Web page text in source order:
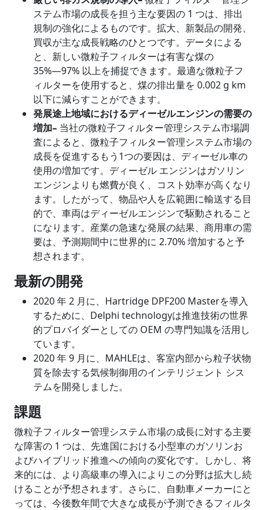
ステム市場の成長を担う主な要因の 1 つは、排出
規制の強化によるものです。拡大、新製品の開発、
買収が主な成長戦略のひとつです。データによる
と、新しい微粒子フィルターは有害な煤の
35%―97% 以上を捕捉できます。最適な微粒子フ
ィルターを使用すると、煤の排出量を 0.002 g km
以下に減らすことができます。
発展途上地域におけるディーゼルエンジンの需要の
増加– 当社の微粒子フィルター管理システム市場調
査によると、微粒子フィルター管理システム市場の
成長を促進するもう1つの要因は、ディーゼル車の
使用の増加です。ディーゼル エンジンはガソリン
エンジンよりも燃費が良く、コスト効率が高くなり
ます。したがって、物品や人を広範囲に輸送する目
的で、車両はディーゼルエンジンで駆動されること
になります。産業の急速な発展の結果、商用車の需
要は、予測期間中に世界的に 2.70% 増加すると予
想されます。
最新の開発
2020 年 2 月に、Hartridge DPF200 Masterを導入
するために、Delphi technologyは推進技術の世界
的プロバイダーとしての OEM の専門知識を活用し
ています。
2020 年 9 月に、MAHLEは、客室内部から粒子状物
質を除去する気候制御用のインテリジェント シス
テムを開発しました。
課題
微粒子フィルター管理システム市場の成長に対する主要
な障害の 1 つは、先進国における小型車のガソリンお
よびハイブリッド推進への傾向の変化です。しかし、将
来的には、より高級車の導入によりこの分野は拡大し続
けることが予想されます。さらに、自動車メーカーにと
っては、今後数年間で大きな成長が予測できるフィルタ